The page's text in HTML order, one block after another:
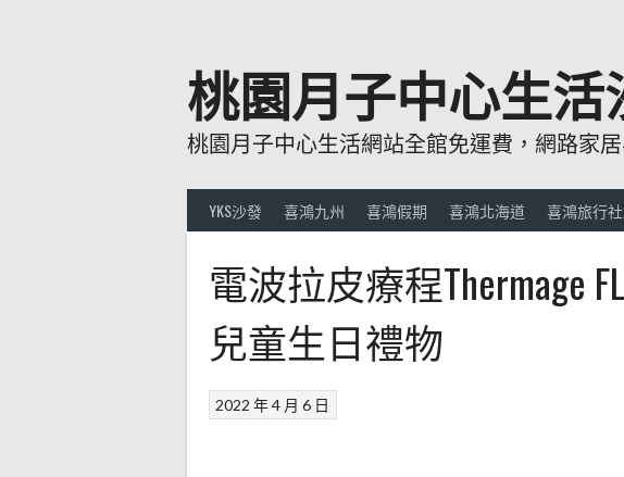
桃園月子中心生
桃園月子中心生活網站全館免運費，網路家
YKS沙發 喜鴻九州 喜鴻假期 喜鴻北海道 喜鴻旅行
電波拉皮療程Thermage
兒童生日禮物
2022 年 4 月 6 日